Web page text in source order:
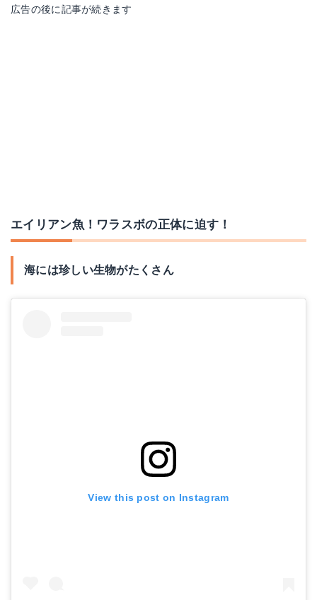
広告の後に記事が続きます
エイリアン魚！ワラスボの正体に迫す！
海には珍しい生物がたくさん
View this post on Instagram